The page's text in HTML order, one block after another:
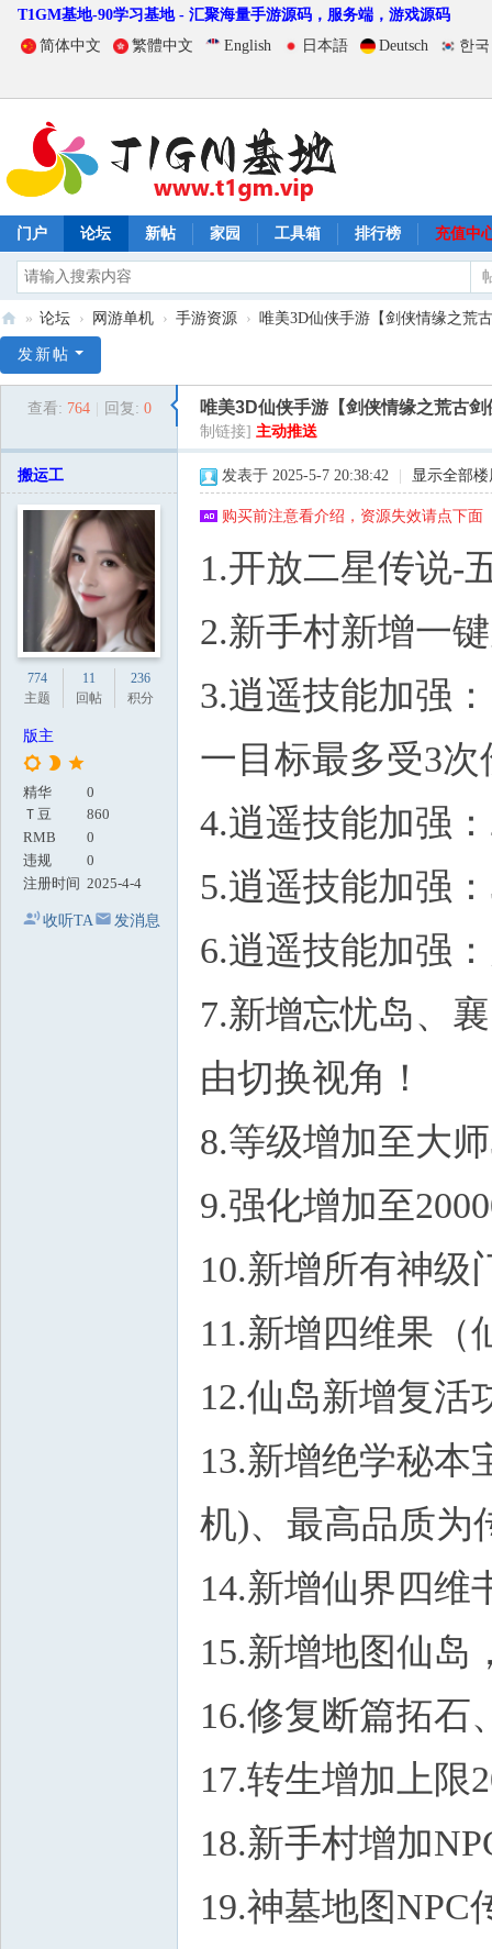
T1GM基地-90学习基地 - 汇聚海量手游源码，服务端，游戏源码
简体中文
繁體中文 English 日本語 Deutsch 한
门户 论坛 新帖 家园 工具箱 排行榜 充值中
1
M
» 论坛 › 网游单机 › 手游资源 › 唯美3D仙侠手游【剑侠情缘之荒
发新帖
查看: 764 回复: 0 唯美3D仙侠手游【剑侠情缘之荒古
制链接] 主动推送
搬运工
774
主题
11
回帖
236
积分
版主
精华
0
Ｔ豆
860
RMB
0
违规
0
注册时间 2025-4-4
收听TA 发消息
发表于 2025-5-7 20:38:42 显示全部楼
购买前注意看介绍，资源失效请点下
1.开放二星传说-
2.新手村新增一
3.逍遥技能加强
一目标最多受3
4.逍遥技能加强
5.逍遥技能加强
6.逍遥技能加强
7.新增忘忧岛、
由切换视角！
8.等级增加至大
9.强化增加至
10.新增所有神级
11.新增四维果（
12.仙岛新增复活
13.新增绝学秘本
机)、最高品质为
14.新增仙界四维
15.新增地图仙岛
16.修复断篇拓石
17.转生增加上限
18.新手村增加
19.神墓地图